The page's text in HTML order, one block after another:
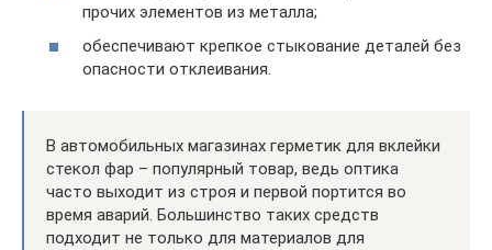
прочих элементов из металла;
обеспечивают крепкое стыкование деталей без
опасности отклеивания.
В автомобильных магазинах герметик для вклейки
стекол фар – популярный товар, ведь оптика
часто выходит из строя и первой портится во
время аварий. Большинство таких средств
подходит не только для материалов для